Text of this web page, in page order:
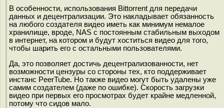
В особенности, использования Bittorrent для передачи
данных и децентрализации. Это накладывает обязанность
на любого создателя видео иметь как минимум немалое
хранилище, вроде, NAS с постоянным стабильным выходом
в интернет, на котором и будут хоститься видео для того,
чтобы шарить его с остальными пользователями.
Да, это позволяет достичь децентрализованности, нет
возможности цензуры со стороны тех, кто поддерживает
инстанс PeerTube. Но также видео могут быть удалены уже
самим создателем (даже по ошибке). Скорость загрузки
видео при первых его просмотрах будет крайне медленной,
потому что сидов мало.